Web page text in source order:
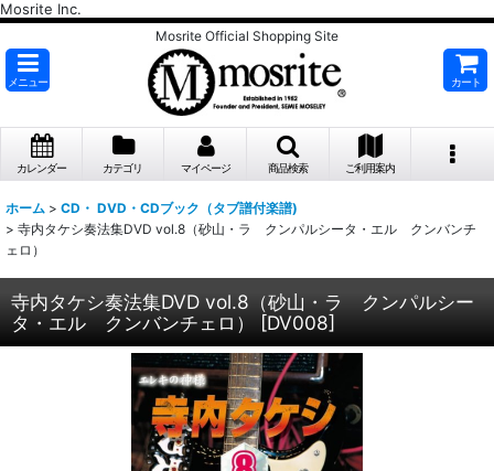
Mosrite Inc.
Mosrite Official Shopping Site
メニュー カート
カレンダー カテゴリ マイページ 商品検索 ご利用案内
ホーム > CD・ DVD・CDブック（タブ譜付楽譜)
> 寺内タケシ奏法集DVD vol.8（砂山・ラ クンパルシータ・エル クンバンチ
ェロ）
寺内タケシ奏法集DVD vol.8（砂山・ラ クンパルシー
タ・エル クンバンチェロ）
[DV008]